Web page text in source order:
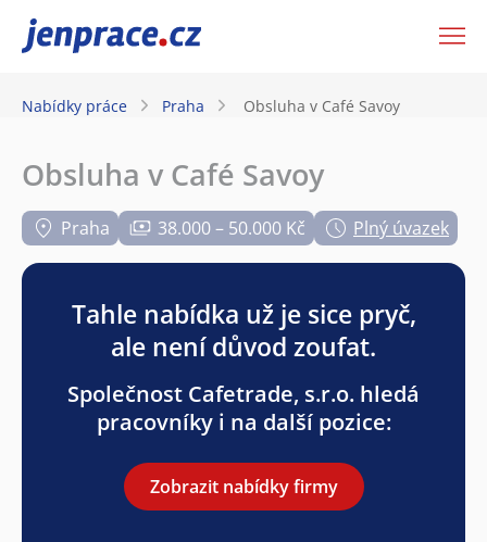
JenPráce.cz
Nabídky práce Praha Obsluha v Café Savoy
Obsluha v Café Savoy
Praha 38.000 – 50.000 Kč Plný úvazek
Tahle nabídka už je sice pryč,
ale není důvod zoufat.
Společnost Cafetrade, s.r.o. hledá
pracovníky i na další pozice:
Zobrazit nabídky firmy